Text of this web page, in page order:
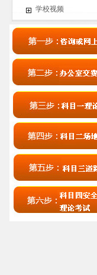
学校视频